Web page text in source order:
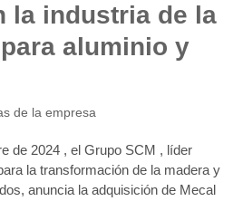
la industria de la
aluminio y
de la empresa
de 2024 , el Grupo SCM , líder
la transformación de la madera y
anuncia la adquisición de Mecal